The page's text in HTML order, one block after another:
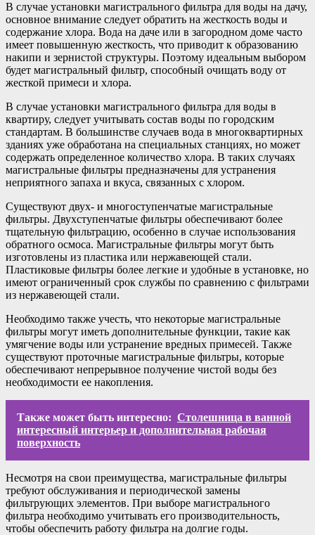
В случае установки магистрального фильтра для воды на дачу,
основное внимание следует обратить на жесткость воды и
содержание хлора. Вода на даче или в загородном доме часто
имеет повышенную жесткость, что приводит к образованию
накипи и зернистой структуры. Поэтому идеальным выбором
будет магистральный фильтр, способный очищать воду от
жесткой примеси и хлора.
В случае установки магистрального фильтра для воды в
квартиру, следует учитывать состав воды по городским
стандартам. В большинстве случаев вода в многоквартирных
зданиях уже обработана на специальных станциях, но может
содержать определенное количество хлора. В таких случаях
магистральные фильтры предназначены для устранения
неприятного запаха и вкуса, связанных с хлором.
Существуют двух- и многоступенчатые магистральные
фильтры. Двухступенчатые фильтры обеспечивают более
тщательную фильтрацию, особенно в случае использования
обратного осмоса. Магистральные фильтры могут быть
изготовлены из пластика или нержавеющей стали.
Пластиковые фильтры более легкие и удобные в установке, но
имеют ограниченный срок службы по сравнению с фильтрами
из нержавеющей стали.
Необходимо также учесть, что некоторые магистральные
фильтры могут иметь дополнительные функции, такие как
умягчение воды или устранение вредных примесей. Также
существуют проточные магистральные фильтры, которые
обеспечивают непрерывное получение чистой воды без
необходимости ее накопления.
Также может быть интересно: Столешница в ванной
интересный интерьер и дополнительная рабочая
поверхность
Несмотря на свои преимущества, магистральные фильтры
требуют обслуживания и периодической замены
фильтрующих элементов. При выборе магистрального
фильтра необходимо учитывать его производительность,
чтобы обеспечить работу фильтра на долгие годы.